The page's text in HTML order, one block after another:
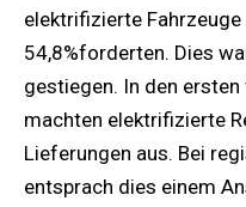
elektrifizierte
54,8%forderten. Dies
gestiegen. In den
machten elektrifizierte
Lieferungen aus. Bei
entsprach dies einem